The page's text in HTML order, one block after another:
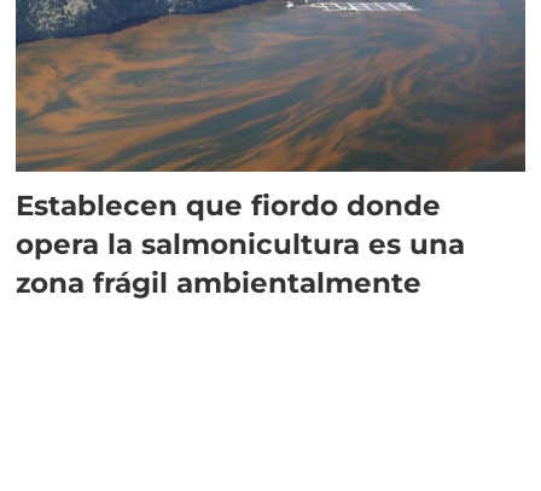
Establecen que fiordo donde
opera la salmonicultura es una
zona frágil ambientalmente